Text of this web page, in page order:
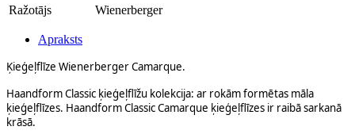
Ražotājs
Wienerberger
Apraksts
Ķieģeļflīze Wienerberger Camarque.
Haandform Classic ķieģeļflīžu kolekcija: ar rokām formētas māla
ķieģeļflīzes. Haandform Classic Camarque ķieģeļflīzes ir raibā sarkanā
krāsā.